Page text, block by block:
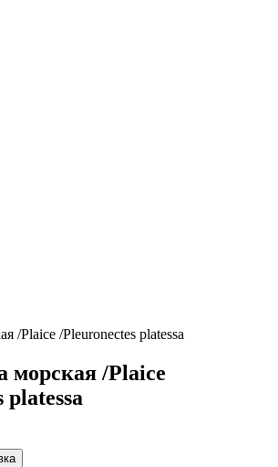
/Plaice /Pleuronectes platessa
морская /Plaice
platessa